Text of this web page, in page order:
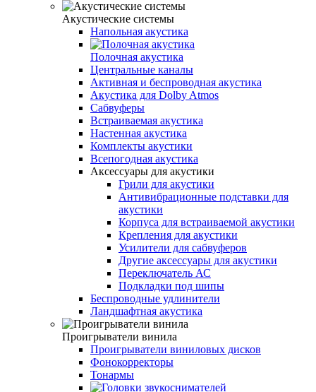
Акустические системы
Напольная акустика
Полочная акустика
Центральные каналы
Активная и беспроводная акустика
Акустика для Dolby Atmos
Сабвуферы
Встраиваемая акустика
Настенная акустика
Комплекты акустики
Всепогодная акустика
Аксессуары для акустики
Грили для акустики
Антивибрационные подставки для
акустики
Корпуса для встраиваемой акустики
Крепления для акустики
Усилители для сабвуферов
Другие аксессуары для акустики
Переключатель АС
Подкладки под шипы
Беспроводные удлинители
Ландшафтная акустика
Проигрыватели винила
Проигрыватели виниловых дисков
Фонокорректоры
Тонармы